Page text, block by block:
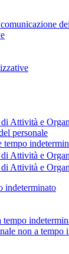
Attività e
personale
tempo
Attività e
Attività e
indeterminato
tempo
non a